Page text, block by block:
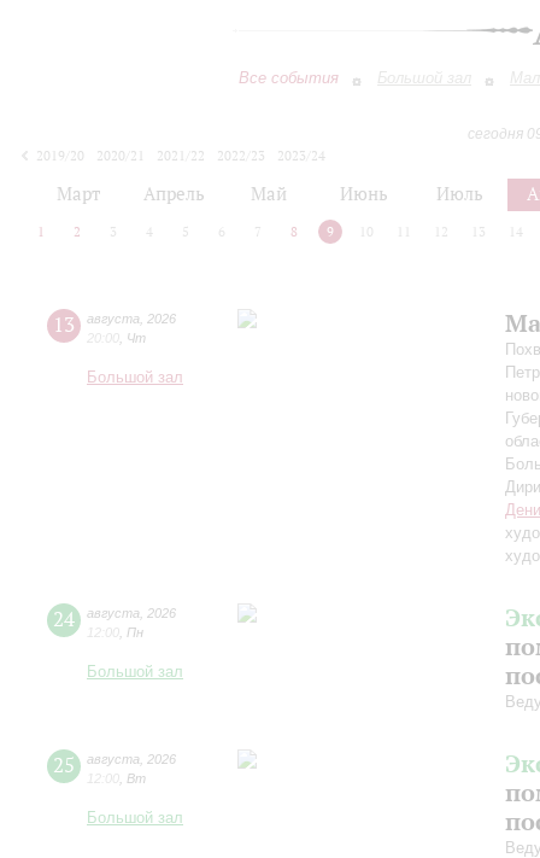
Все события Большой зал
сегодня
2019/20
2020/21 2021/22 2022/23
2023/24
Март Апрель Май Июнь Июль
1 2 3 4 5 6 7 8 9 10 12 13 14
13 августа
2026
20:00 Чт
Большой зал
24 августа
2026
12:00 Пн
Большой зал
25 августа
2026
12:00 Вт
Большой зал